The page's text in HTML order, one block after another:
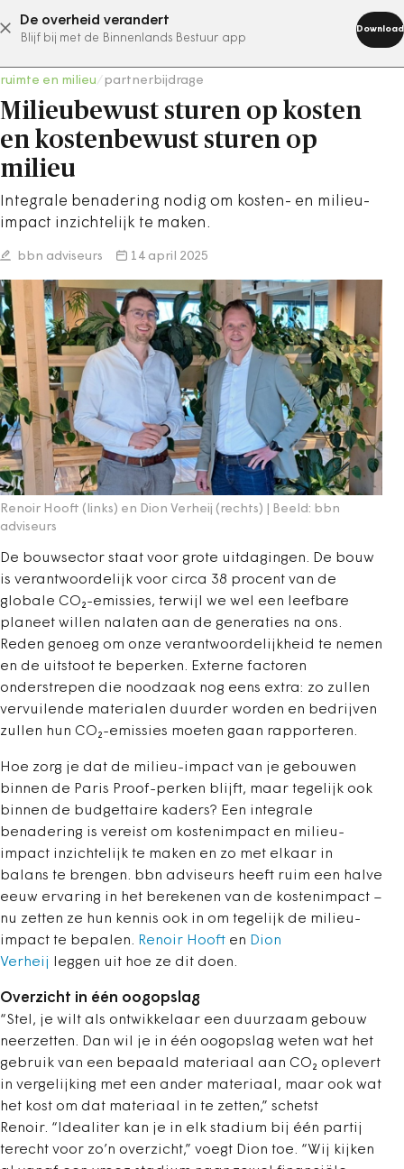
De overheid verandert
Blijf bij met de Binnenlands Bestuur app
Download
abonneer nu
ruimte en milieu partnerbijdrage
Milieubewust sturen op kosten
en kostenbewust sturen op
milieu
Integrale benadering nodig om kosten- en milieu-
impact inzichtelijk te maken.
bbn adviseurs 14 april 2025
Renoir Hooft (links) en Dion Verheij (rechts) | Beeld: bbn
adviseurs
De bouwsector staat voor grote uitdagingen. De bouw
is verantwoordelijk voor circa 38 procent van de
globale CO₂-emissies, terwijl we wel een leefbare
planeet willen nalaten aan de generaties na ons.
Reden genoeg om onze verantwoordelijkheid te nemen
en de uitstoot te beperken. Externe factoren
onderstrepen die noodzaak nog eens extra: zo zullen
vervuilende materialen duurder worden en bedrijven
zullen hun CO₂-emissies moeten gaan rapporteren.
Hoe zorg je dat de milieu-impact van je gebouwen
binnen de Paris Proof-perken blijft, maar tegelijk ook
binnen de budgettaire kaders? Een integrale
benadering is vereist om kostenimpact en milieu-
impact inzichtelijk te maken en zo met elkaar in
balans te brengen. bbn adviseurs heeft ruim een halve
eeuw ervaring in het berekenen van de kostenimpact –
nu zetten ze hun kennis ook in om tegelijk de milieu-
impact te bepalen. Renoir Hooft en Dion
Verheij
leggen uit hoe ze dit doen.
Overzicht in één oogopslag
“Stel, je wilt als ontwikkelaar een duurzaam gebouw
neerzetten. Dan wil je in één oogopslag weten wat het
gebruik van een bepaald materiaal aan CO₂ oplevert
in vergelijking met een ander materiaal, maar ook wat
het kost om dat materiaal in te zetten,” schetst
Renoir. “Idealiter kan je in elk stadium bij één partij
terecht voor zo’n overzicht,” voegt Dion toe. “Wij kijken